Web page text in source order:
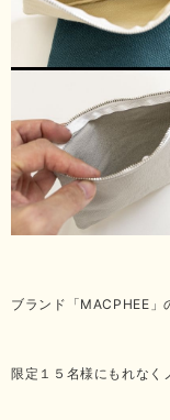
ブランド「MACPHEE」
限定１５名様にもれなく